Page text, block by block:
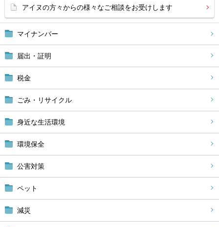
マイナンバー
届出・証明
税金
ごみ・リサイクル
身近な生活環境
環境保全
公害対策
ペット
減災
アイヌの方々からの様々なご相談をお受けします